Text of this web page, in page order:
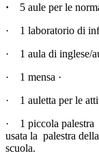
·
5 aule per le
· 1 laboratorio di
· 1 aula di inglese/
· 1 mensa ·
· 1 auletta per le
· 1 piccola palestra
usata la palestra
scuola.